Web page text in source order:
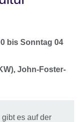
bisSonntag 04
John-Foster-
es auf der